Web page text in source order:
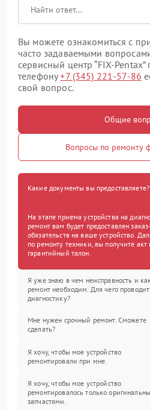
Вы можете ознакомиться с
часто задаваемыми
сервисный центр “FIX-
телефону+7 (345) 221-57-86
свой вопрос.
Общие
Вопросы по ремонту
Какие документы вы предоставляете?
На этапе приема устройства на
ремонт вам будет предоставлен
обязательств на ваше устройство.
по ремонту техники, вы получите
гарантийный талон.
Я уже знаю в чем неисправность и
ремонт необходим. Для чего
диагностику?
Мне нужен срочный ремонт. Сможете
сделать?
Я хочу, чтобы мое устройство
ремонтировали при мне.
Я хочу, чтобы мое устройство
ремонтировалось только
запчастями.